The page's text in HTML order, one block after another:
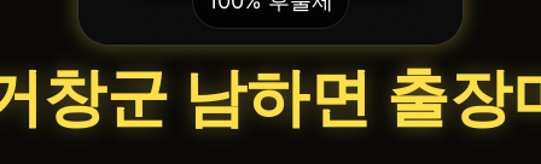
창군 남하면 출장